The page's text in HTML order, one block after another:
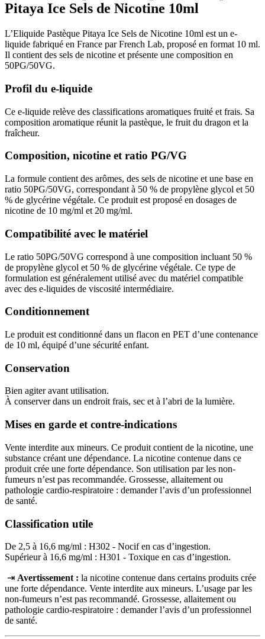
Pitaya Ice Sels de Nicotine 10ml
L’Eliquide Pastèque Pitaya Ice Sels de Nicotine 10ml est un e-
liquide fabriqué en France par French Lab, proposé en format 10 ml.
Il contient des sels de nicotine et présente une composition en
50PG/50VG.
Profil du e-liquide
Ce e-liquide relève des classifications aromatiques fruité et frais. Sa
composition aromatique réunit la pastèque, le fruit du dragon et la
fraîcheur.
Composition, nicotine et ratio PG/VG
La formule contient des arômes, des sels de nicotine et une base en
ratio 50PG/50VG, correspondant à 50 % de propylène glycol et 50
% de glycérine végétale. Ce produit est proposé en dosages de
nicotine de 10 mg/ml et 20 mg/ml.
Compatibilité avec le matériel
Le ratio 50PG/50VG correspond à une composition incluant 50 %
de propylène glycol et 50 % de glycérine végétale. Ce type de
formulation est généralement utilisé avec du matériel compatible
avec des e-liquides de viscosité intermédiaire.
Conditionnement
Le produit est conditionné dans un flacon en PET d’une contenance
de 10 ml, équipé d’une sécurité enfant.
Conservation
Bien agiter avant utilisation.
À conserver dans un endroit frais, sec et à l’abri de la lumière.
Mises en garde et contre-indications
Vente interdite aux mineurs. Ce produit contient de la nicotine, une
substance créant une dépendance. La nicotine contenue dans ce
produit crée une forte dépendance. Son utilisation par les non-
fumeurs n’est pas recommandée. Grossesse, allaitement ou
pathologie cardio-respiratoire : demander l’avis d’un professionnel
de santé.
Classification utile
De 2,5 à 16,6 mg/ml : H302 - Nocif en cas d’ingestion.
Supérieur à 16,6 mg/ml : H301 - Toxique en cas d’ingestion.
⇥ Avertissement : la nicotine contenue dans certains produits crée
une forte dépendance. Vente interdite aux mineurs. L’usage par les
non‑fumeurs n’est pas recommandé. Grossesse, allaitement ou
pathologie cardio‑respiratoire : demander l’avis d’un professionnel
de santé.